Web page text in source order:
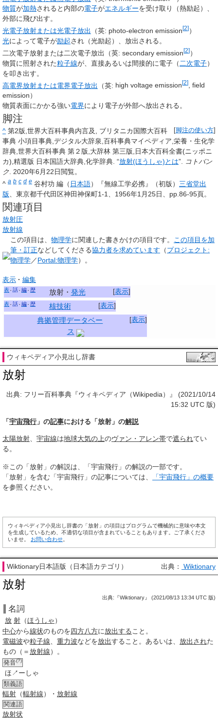
物質が加熱されると内部の電子がエネルギーを受け取り（熱励起）、
外部に飛び出す。
光電子放射または光電子放出 （英: photo-electron emission[2] ）
光によって電子が励起され（光励起）、放出される。
二次電子放射または二次電子放出 （英: secondary emission[2]）
物質に照射された粒子線が、直接あるいは間接的に電子（ 二次電子）
を叩き出す。
高電界放射または電界電子放出 （英: high voltage emission[2]
, field
emission）
物質表面にかかる強い電界により電子が外部へ放出される。
脚注
脚注の使い方
^ 第2版,世界大百科事典内言及, ブリタニカ国際大百科
事典 小項目事典,デジタル大辞泉,百科事典マイペディア,栄養・生化学
辞典,世界大百科事典 第２版,大辞林 第三版,日本大百科全書(ニッポニ
カ),精選版 日本国語大辞典,化学辞典. “放射(ほうしゃ)とは”.
コトバン
ク 2020年6月22日閲覧。
^ a b c d e 谷村功 編（ 日本語）『無線工学必携』（初版） 三省堂出
版 、東京都千代田区神田神保町1-1、1956年1月25日、pp.86-95頁。
関連項目
放射圧
放射線
この項目は、 物理学に関連した書きかけの項目 です。
この項目を加
筆・訂正などしてくださる協力者を求めています （プロジェクト:
物理学／Portal:物理学）。
表示
編集
[表示]
表 話 編 歴 放射・ 発光
[表示]
表 話 編 歴 核技術
[表示]
典拠管理データベー
ス
ウィキペディア小見出し辞書
放射
出典: フリー百科事典『ウィキペディア（Wikipedia）』 (2021/10/14
15:32 UTC 版)
「宇宙飛行」の記事における「放射」の解説
太陽放射 宇宙線は地球大気の上のヴァン・アレン帯で遮られてい
る。
※この「放射」の解説は、「宇宙飛行」の解説の一部です。
「放射」を含む「宇宙飛行」の記事については、
「宇宙飛行」の概要
を参照ください。
ウィキペディア小見出し辞書の「放射」の項目はプログラムで機械的に意味や本文
を生成しているため、不適切な項目が含まれていることもあります。ご了承くださ
いませ。 お問い合わせ
Wiktionary日本語版（日本語カテゴリ） 出典： Wiktionary
放射
出典:『Wiktionary』 (2021/08/13 13:34 UTC 版)
名詞
放 射 （ほうしゃ）
中心から線状のものを四方八方に放出する こと。
電磁波や粒子線 重力波などを放出すること。あるいは、 放出された
もの（＝ 放射線）。
発音(?)
ほ↗ーしゃ
類義語
輻射 （輻射線）・ 放射線
関連語
放射状